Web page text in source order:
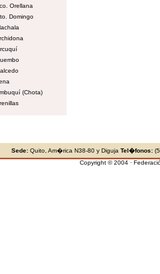
Orellana
Domingo
(Chota)
Sede: Quito, Am�rica N38-80 y Diguja Tel�fonos:
Copyright © 2004 ·